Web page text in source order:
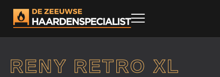
RENY RETRO XL